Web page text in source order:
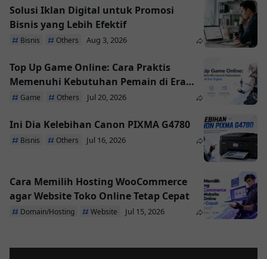
Solusi Iklan Digital untuk Promosi
Bisnis yang Lebih Efektif
Bisnis Others Aug 3, 2026
Top Up Game Online: Cara Praktis
Memenuhi Kebutuhan Pemain di Era
Digital
Game Others Jul 20, 2026
Ini Dia Kelebihan Canon PIXMA G4780
Bisnis Others Jul 16, 2026
Cara Memilih Hosting WooCommerce
agar Website Toko Online Tetap Cepat
Domain/Hosting Website Jul 15, 2026